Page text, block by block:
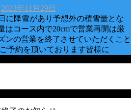
2023年11月29日
に降雪があり予想外の積雪量とな
はコース内で20cmで営業再開は厳
ンの営業を終了させていただくこと
予約を頂いております皆様に